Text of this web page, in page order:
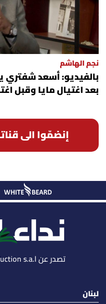
نجم الهاشم
بعد اغتيال مايا وقبل
إنضمّوا الى
تصدر عن Lebanese Media Production s.a.l
لبنان